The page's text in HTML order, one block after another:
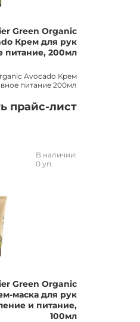
Green Organic
Крем для рук
питание, 200мл
Avocado Крем
питание 200мл
прайс-лист
В наличии:
0 уп.
Green Organic
маска для рук
и питание,
100мл